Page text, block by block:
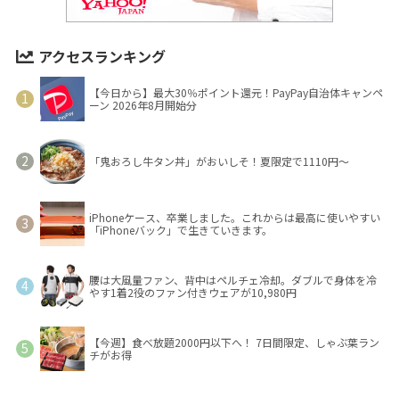
アクセスランキング
【今日から】最大30％ポイント還元！PayPay自治体キャンペ
ーン 2026年8月開始分
「鬼おろし牛タン丼」がおいしそ！夏限定で1110円～
iPhoneケース、卒業しました。これからは最高に使いやすい
「iPhoneバック」で生きていきます。
腰は大風量ファン、背中はペルチェ冷却。ダブルで身体を冷
やす1着2役のファン付きウェアが10,980円
【今週】食べ放題2000円以下へ！ 7日間限定、しゃぶ葉ラン
チがお得